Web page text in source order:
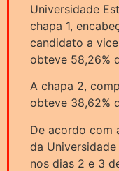
Universidade
chapa 1,
candidato a
obteve 58,26%
A chapa 2,
obteve 38,62%
De acordo com
da
nos dias 2 e 3